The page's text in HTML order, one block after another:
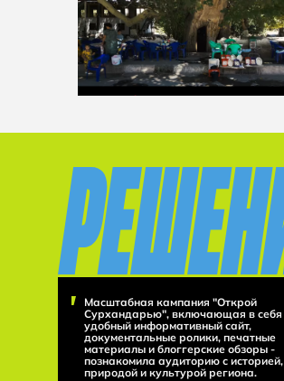
Масштабная кампания "Открой
Сурхандарью", включающая в себя
удобный информативный сайт,
документальные ролики, печатные
материалы и блоггерские обзоры -
познакомила аудиторию с историей,
природой и культурой региона.